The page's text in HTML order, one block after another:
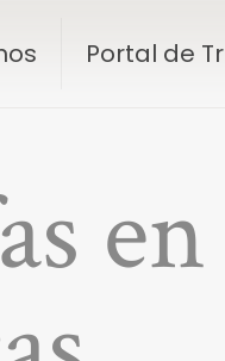
Portal de